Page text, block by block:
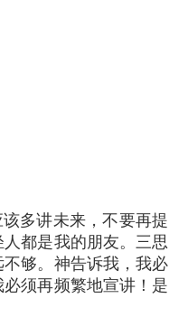
多讲未来，不要再提
都是我的朋友。三思
够。神告诉我，我必
须再频繁地宣讲！是